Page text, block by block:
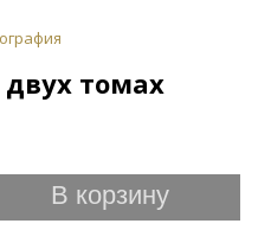
томах
В корзину